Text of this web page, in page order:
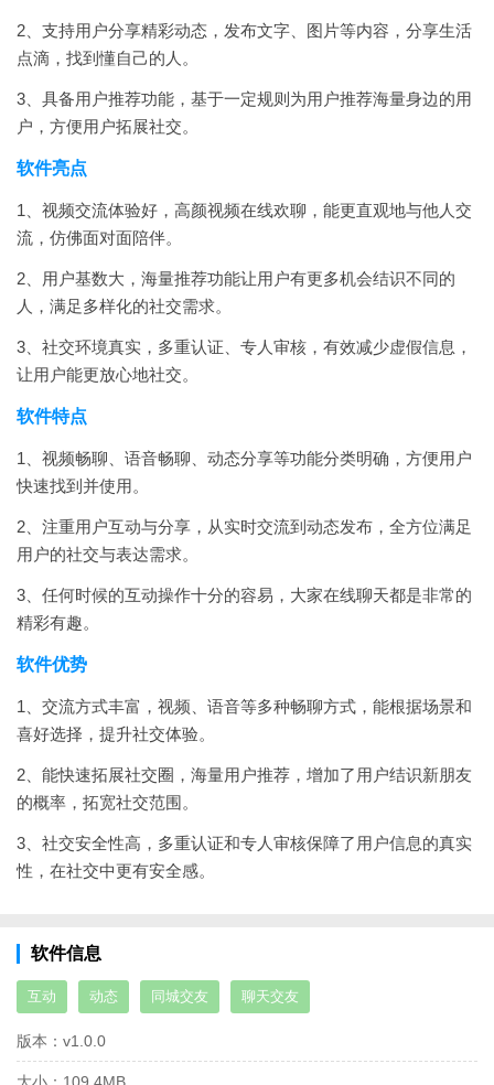
2、支持用户分享精彩动态，发布文字、图片等内容，分享生活
点滴，找到懂自己的人。
3、具备用户推荐功能，基于一定规则为用户推荐海量身边的用
户，方便用户拓展社交。
软件亮点
1、视频交流体验好，高颜视频在线欢聊，能更直观地与他人交
流，仿佛面对面陪伴。
2、用户基数大，海量推荐功能让用户有更多机会结识不同的
人，满足多样化的社交需求。
3、社交环境真实，多重认证、专人审核，有效减少虚假信息，
让用户能更放心地社交。
软件特点
1、视频畅聊、语音畅聊、动态分享等功能分类明确，方便用户
快速找到并使用。
2、注重用户互动与分享，从实时交流到动态发布，全方位满足
用户的社交与表达需求。
3、任何时候的互动操作十分的容易，大家在线聊天都是非常的
精彩有趣。
软件优势
1、交流方式丰富，视频、语音等多种畅聊方式，能根据场景和
喜好选择，提升社交体验。
2、能快速拓展社交圈，海量用户推荐，增加了用户结识新朋友
的概率，拓宽社交范围。
3、社交安全性高，多重认证和专人审核保障了用户信息的真实
性，在社交中更有安全感。
软件信息
互动 动态 同城交友 聊天交友
版本： v1.0.0